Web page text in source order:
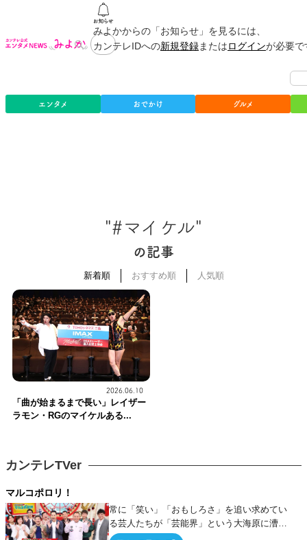
みよかからの「お知らせ」を見るには、
カンテレIDへの新規登録またはログインが必要
エンタメ おでかけ グルメ
"#マイケル"
の記事
新着順 おすすめ順 人気順
2026.06.10
「曲が始まるまで長い」レイザー
ラモン・RGのマイケルある...
カンテレTVer
マルコポロリ！
常に「笑い」「おもしろさ」を追い求めてい
る芸人たちが「芸能界」という大海原に漕ぎ
出でて、新たなオモシロ人間を発掘する！